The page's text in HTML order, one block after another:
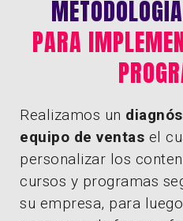
PARA
Realizamos un
equipo de ventas el
personalizar los
cursos y programas
su empresa, para